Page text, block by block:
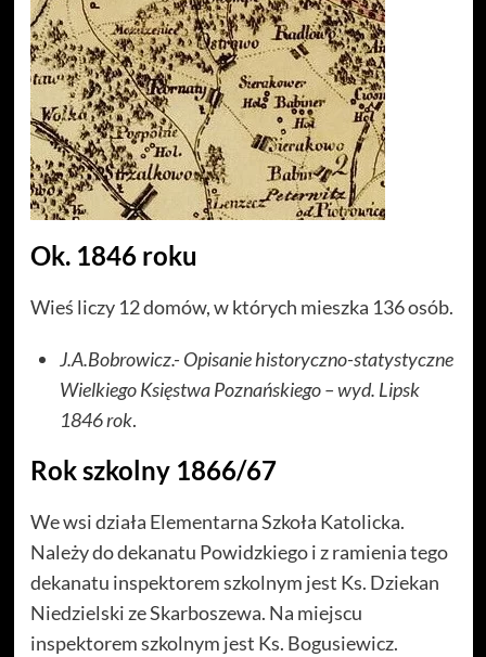
Ok. 1846 roku
Wieś liczy 12 domów, w których mieszka 136 osób.
J.A.Bobrowicz.- Opisanie historyczno-statystyczne
Wielkiego Księstwa Poznańskiego – wyd. Lipsk
1846 rok.
Rok szkolny 1866/67
We wsi działa Elementarna Szkoła Katolicka.
Należy do dekanatu Powidzkiego i z ramienia tego
dekanatu inspektorem szkolnym jest Ks. Dziekan
Niedzielski ze Skarboszewa. Na miejscu
inspektorem szkolnym jest Ks. Bogusiewicz.